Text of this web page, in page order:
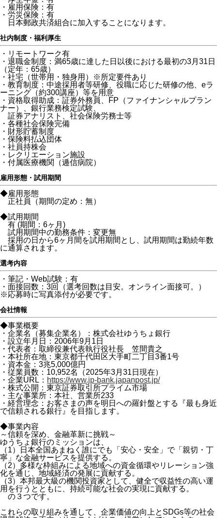
・雇用保険：有
・労災保険：有
日本郵政共済組合に加入することになります。
社内制度・福利厚生
・リモートワーク有
・退職金制度：満65歳に達した日以後における最初の3月31日
（定年：65歳）
・社宅（世帯用・独身用）※所定要件あり
・教育制度：中途採用者等研修、役職に応じた研修の他、eラ
ーニング（約300講座）等を用意
・資格取得助成：証券外務員、FP（ファイナンシャルプラン
ナー）、銀行業務検定試験、
証券アナリスト、社会保険労務士等
・各種社会保険完備
・財形貯蓄制度
・保険料払込団体
・社員持株会
・レクリエーション施設
・付属医療機関（逓信病院）
雇用形態・試用期間
◆雇用形態
正社員（期間の定め：無）
◆試用期間
有 (期間：6ヶ月)
試用期間中の勤務条件：変更無
採用の日から6ヶ月間を試用期間とし、試用期間は勤続年数
に通算されます。
選考内容
・筆記・Web試験：有
・面接回数：3回（選考回数は目安。オンライン面接可。）
※応募時に写真添付が必要です。
会社情報
◆事業概要
・企業名（募集企業名）：株式会社ゆうちょ銀行
・設立年月日：2006年9月1日
・代表者：取締役兼代表執行役社長 笠間貴之
・本社所在地：東京都千代田区大手町二丁目3番1号
・資本金：3兆5,000億円
・従業員数：10,952名（2025年3月31日現在）
・企業URL： https://www.jp-bank.japanpost.jp/
・株式公開：東京証券取引所プライム市場
・主な事業所：本社、営業所233
・経営理念：お客さまの声を明日への羅針盤とする『最も身近
で信頼される銀行』を目指します。
◆事業内容
～信頼を深め、金融革新に挑戦～
ゆうちょ銀行のミッションは、
（1）日本全国あまねく誰にでも「安心・安全」で「親切・丁
寧」な金融サービスを提供する。
（2）多様な枠組みによる地域への資金循環やリレーション強
化を通じ、地域経済の発展に貢献する。
（3）本邦最大級の機関投資家として、健全で収益性の高い運
用を行うとともに、持続可能な社会の実現に貢献する。
の３つです。
これらの取り組みを通して、企業価値の向上とSDGs等の社会